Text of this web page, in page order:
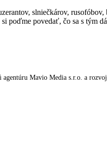
slniečkárov,
si poďme povedať, čo sa s tým
Mavio Media s.r.o. a